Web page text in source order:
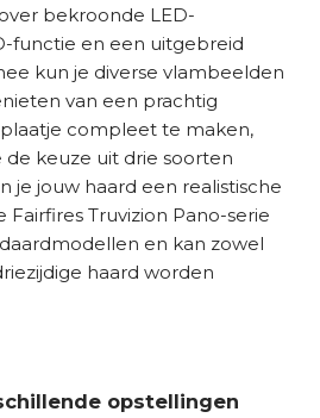
bekroonde LED-
functie en een uitgebreid
kun je diverse vlambeelden
van een prachtig
compleet te maken,
de keuze uit drie soorten
je jouw haard een realistische
Fairfires Truvizion Pano-serie
en kan zowel
haard worden
opstellingen